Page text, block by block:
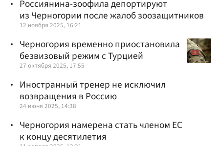
Россиянина-зоофила депортируют
из Черногории после жалоб зоозащитников
12 ноября 2025, 16:21
Черногория временно приостановила
безвизовый режим с Турцией
27 октября 2025, 17:55
Иностранный тренер не исключил
возвращения в Россию
24 июня 2025, 14:38
Черногория намерена стать членом ЕС
к концу десятилетия